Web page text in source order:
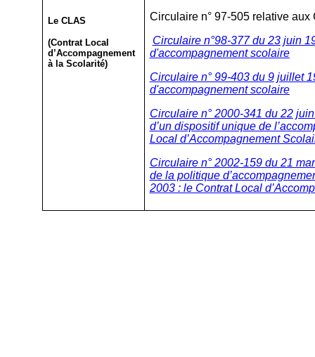
Le CLAS
(Contrat Local
d’Accompagnement
à la Scolarité)
Circulaire n° 97-505 relative
Circulaire n°98-377 du 23 juin
d'accompagnement scolaire
Circulaire n° 99-403 du 9 juillet
d'accompagnement scolaire
Circulaire n° 2000-341 du 22
d’un dispositif unique de
Local d’Accompagnement
Circulaire n° 2002-159 du 21
de la politique
2003 : le Contrat Local